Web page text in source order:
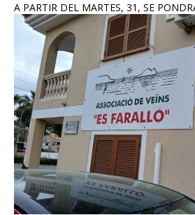
A PARTIR DEL MARTES, 31, SE